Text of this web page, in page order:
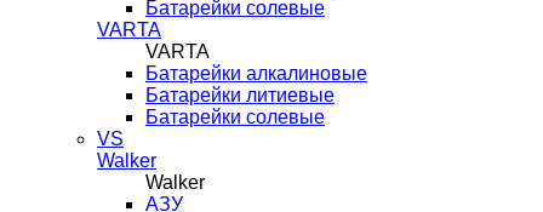
Батарейки солевые
VARTA
VARTA
Батарейки алкалиновые
Батарейки литиевые
Батарейки солевые
VS
Walker
Walker
AЗУ